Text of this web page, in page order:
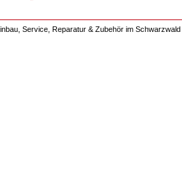
Service, Reparatur & Zubehör im